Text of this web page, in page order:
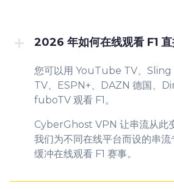
2026 年如何在线观看 F1 直
您可以用 YouTube TV、
TV、ESPN+、DAZN 德国、
fuboTV 观看 F1。
CyberGhost VPN 让串流从此
我们为不同在线平台而设的串
缓冲在线观看 F1 赛事。